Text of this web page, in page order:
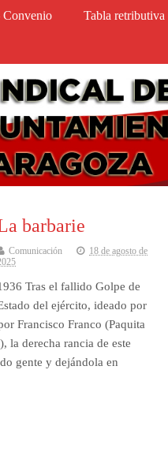
Tabla retributiva
barbarie
Comunicación
18 de agosto de
Tras el fallido Golpe de
del ejército, ideado por
Francisco Franco (Paquita
la derecha rancia de este
gente y dejándola en